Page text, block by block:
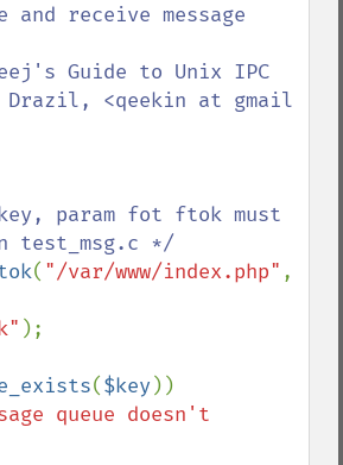
and receive message
Guide to Unix IPC
<qeekin at gmail
param fot ftok must
( "/var/www/index.php"
);
($key ))
queue doesn't